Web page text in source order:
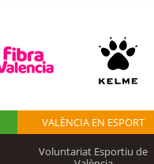
VALÈNCIA EN ESPORT
Voluntariat Esportiu de